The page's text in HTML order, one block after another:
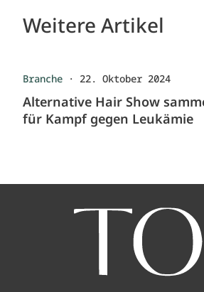
Weitere Artikel
Branche · 22. Oktober 2024
Alternative Hair Show
für Kampf gegen Leukämie